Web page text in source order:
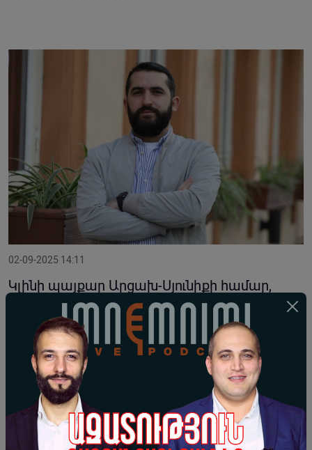
02-09-2025 14:11
Կլինի պայքար Արցախ-Սյունիքի համար,
կունենանք զարգացած տնտեսություն, աճող
հեղինակություն․ թյուրքագետ